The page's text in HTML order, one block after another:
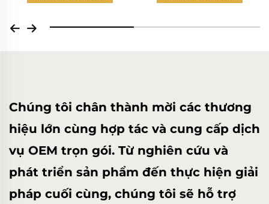
Chúng tôi chân thành mời các thương
hiệu lớn cùng hợp tác và cung cấp dịch
vụ OEM trọn gói. Từ nghiên cứu và
phát triển sản phẩm đến thực hiện giải
pháp cuối cùng, chúng tôi sẽ hỗ trợ